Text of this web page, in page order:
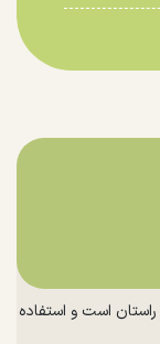
است و استفاده